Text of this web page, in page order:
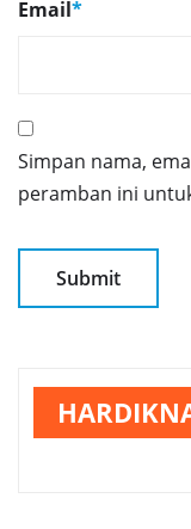
Email*
Simpan nama,
peramban ini